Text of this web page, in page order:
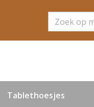
Zoeken
Tablethoesjes